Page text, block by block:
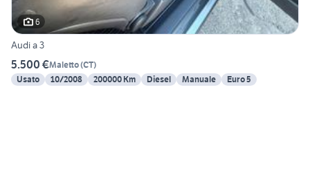
6
Audi a 3
5.500 €Maletto(CT)
Usato
10/2008 200000 Km Diesel Manuale Euro 5